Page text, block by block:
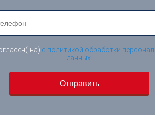
на) с политикой обработки
данных